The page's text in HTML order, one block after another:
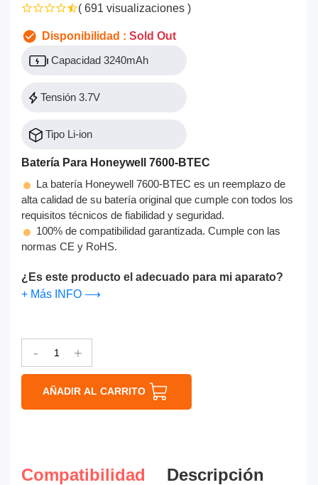
( 691 visualizaciones )
Disponibilidad : Sold Out
Capacidad 3240mAh
Tensión 3.7V
Tipo Li-ion
Batería Para Honeywell 7600-BTEC
La batería Honeywell 7600-BTEC es un reemplazo de
alta calidad de su batería original que cumple con todos los
requisitos técnicos de fiabilidad y seguridad.
100% de compatibilidad garantizada. Cumple con las
normas CE y RoHS.
¿Es este producto el adecuado para mi aparato?
+ Más INFO ⟶
- +
AÑADIR AL CARRITO
Compatibilidad
Descripción